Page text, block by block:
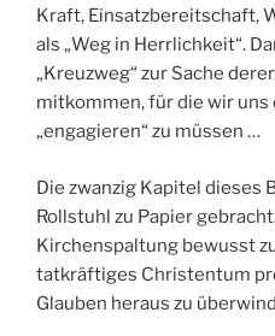
Kraft, Einsatzbereitschaft,
als „Weg in Herrlichkeit“.
„Kreuzweg“ zur Sache
mitkommen, für die wir uns
„engagieren“ zu müssen …
Die zwanzig Kapitel dieses
Rollstuhl zu Papier
Kirchenspaltung bewusst
tatkräftiges Christentum
Glauben heraus zu